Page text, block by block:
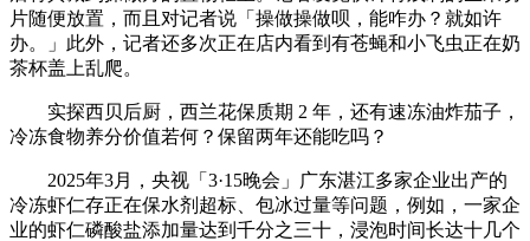
片随便放置，而且对记者说「操做操做呗，能咋办？就如许
办。」此外，记者还多次正在店内看到有苍蝇和小飞虫正在奶
茶杯盖上乱爬。
实探西贝后厨，西兰花保质期 2 年，还有速冻油炸茄子，
冷冻食物养分价值若何？保留两年还能吃吗？
2025年3月，央视「3·15晚会」广东湛江多家企业出产的
冷冻虾仁存正在保水剂超标、包冰过量等问题，例如，一家企
业的虾仁磷酸盐添加量达到千分之三十，浸泡时间长达十几个